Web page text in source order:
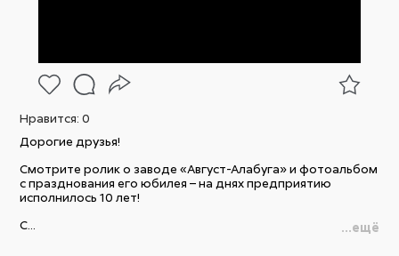
Нравится:0
Дорогие друзья!
Смотрите ролик о заводе «Август-Алабуга» и фотоальбом
с празднования его юбилея – на днях предприятию
исполнилось 10 лет!
С...
...ещё